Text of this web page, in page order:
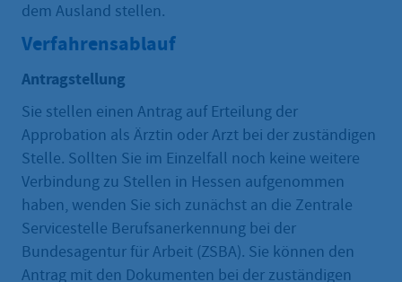
dem Ausland stellen.
Verfahrensablauf
Antragstellung
Sie stellen einen Antrag auf Erteilung der
Approbation als Ärztin oder Arzt bei der zuständigen
Stelle. Sollten Sie im Einzelfall noch keine weitere
Verbindung zu Stellen in Hessen aufgenommen
haben, wenden Sie sich zunächst an die Zentrale
Servicestelle Berufsanerkennung bei der
Bundesagentur für Arbeit (ZSBA). Sie können den
Antrag mit den Dokumenten bei der zuständigen